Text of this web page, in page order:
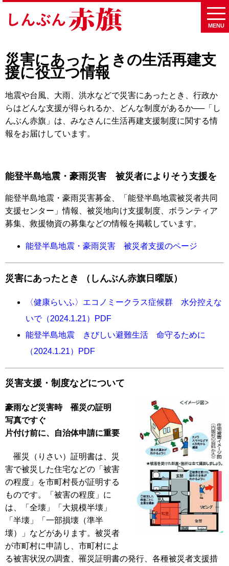
MENU
災害にあったときの生活再建支
援に役立つ情報
地震や台風、大雨、洪水などで災害にあったとき、行政か
らはどんな支援が得られるか、どんな制度があるか──「し
んぶん赤旗」は、みなさんに生活再建支援制度に関する情
報をお届けしています。
能登半島地震・豪雨災害 被災者によりそう支援を
能登半島地震・豪雨災害募金、「能登半島地震被災者共同
支援センター」情報、被災地向け支援制度、ボランティア
募集、救援物資の募集などの情報を掲載しています。
能登半島地震・豪雨災害 被災者支援のページ
災害にあったとき （しんぶん赤旗日曜版）
〈健康らいふ〉エコノミークラス症候群 水分控えな
いで（2024.1.21）PDF
能登半島地震 きびしい避難生活 命守るために
（2024.1.21）PDF
災害支援・制度などについて
豪雨など災害時 罹災の証明
写真ですぐ
片付け前に、自治体申請に重要
罹災（りさい）証明書は、災
害で被災した住宅などの「被害
の程度」を市町村長が証明する
ものです。「被害の程度」に
は、「全壊」「大規模半壊」
「半壊」「一部損壊（準半
壊）」などがあります。被災者
が市町村に申請し、市町村によ
る被害状況の調査、罹災証明書の発行、各種被災者支援措